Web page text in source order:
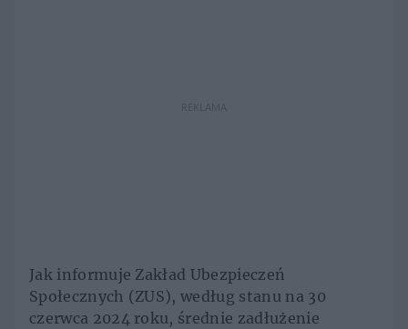
REKLAMA
Jak informuje Zakład Ubezpieczeń
Społecznych (ZUS), według stanu na 30
czerwca 2024 roku, średnie zadłużenie